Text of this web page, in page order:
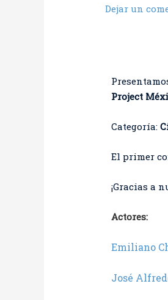
Dejar un
Project
Categoría:
El primer
¡Gracias a
Actores:
Emiliano
José